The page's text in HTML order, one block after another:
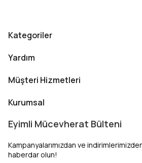
Kategoriler
Yardım
Müşteri Hizmetleri
Kurumsal
Eyimli Mücevherat Bülteni
Kampanyalarımızdan ve
haberdar olun!